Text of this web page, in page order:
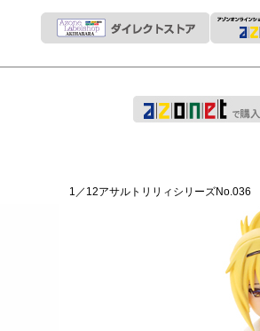
1／12アサルトリリィシリーズNo.036